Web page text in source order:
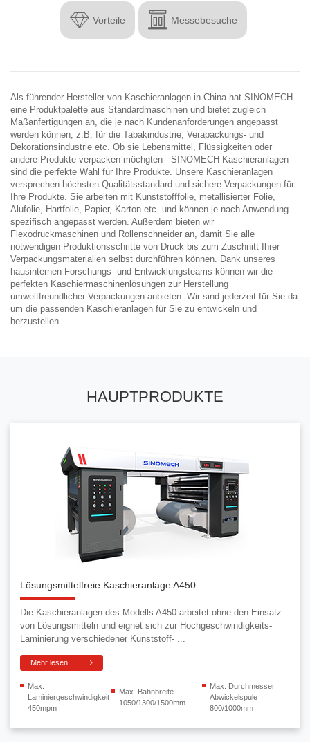
 Vorteile  Messebesuche
Als führender Hersteller von Kaschieranlagen in China hat SINOMECH
eine Produktpalette aus Standardmaschinen und bietet zugleich
Maßanfertigungen an, die je nach Kundenanforderungen angepasst
werden können, z.B. für die Tabakindustrie, Verapackungs- und
Dekorationsindustrie etc. Ob sie Lebensmittel, Flüssigkeiten oder
andere Produkte verpacken möchgten - SINOMECH Kaschieranlagen
sind die perfekte Wahl für Ihre Produkte. Unsere Kaschieranlagen
versprechen höchsten Qualitätsstandard und sichere Verpackungen für
Ihre Produkte. Sie arbeiten mit Kunststofffolie, metallisierter Folie,
Alufolie, Hartfolie, Papier, Karton etc. und können je nach Anwendung
spezifisch angepasst werden. Außerdem bieten wir
Flexodruckmaschinen und Rollenschneider an, damit Sie alle
notwendigen Produktionsschritte von Druck bis zum Zuschnitt Ihrer
Verpackungsmaterialien selbst durchführen können. Dank unseres
hausinternen Forschungs- und Entwicklungsteams können wir die
perfekten Kaschiermaschinenlösungen zur Herstellung
umweltfreundlicher Verpackungen anbieten. Wir sind jederzeit für Sie da
um die passenden Kaschieranlagen für Sie zu entwickeln und
herzustellen.
HAUPTPRODUKTE
Lösungsmittelfreie Kaschieranlage A450
Die Kaschieranlagen des Modells A450 arbeitet ohne den Einsatz
von Lösungsmitteln und eignet sich zur Hochgeschwindigkeits-
Laminierung verschiedener Kunststoff- ...
Mehr lesen
Max.
Laminiergeschwindigkeit
450mpm
Max. Bahnbreite
1050/1300/1500mm
Max. Durchmesser
Abwickelspule
800/1000mm